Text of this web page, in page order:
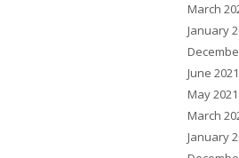
March
January
June 2021
May 2021
March
January